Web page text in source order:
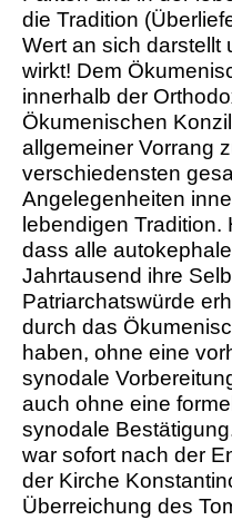
die Tradition
Wert an sich darstellt
wirkt! Dem
innerhalb der
Ökumenischen
allgemeiner Vorrang
verschiedensten
Angelegenheiten
lebendigen
dass alle
Jahrtausend ihre
Patriarchatswürde
durch das
haben, ohne eine
synodale
auch ohne eine
synodale
war sofort nach der
der Kirche
Überreichung des